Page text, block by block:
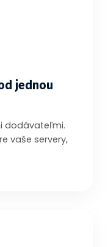
jednou
dodávateľmi.
vaše servery,